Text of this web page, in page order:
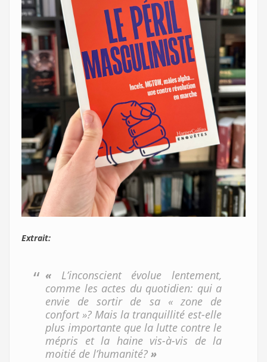
Extrait:
« L’inconscient évolue lentement,
comme les actes du quotidien: qui a
envie de sortir de sa « zone de
confort »? Mais la tranquillité est-elle
plus importante que la lutte contre le
mépris et la haine vis-à-vis de la
moitié de l’humanité? »